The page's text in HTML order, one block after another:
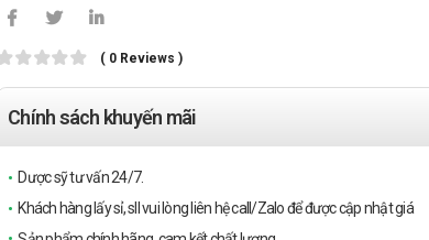
( 0 Reviews )
Chính sách khuyến mãi
Dược sỹ tư vấn 24/7.
Khách hàng lấy sỉ, sll vui lòng liên hệ call/Zalo để được cập nhật giá